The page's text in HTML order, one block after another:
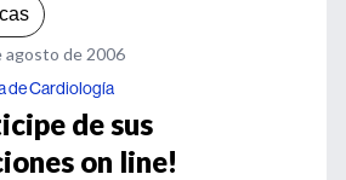
agosto de 2006
de Cardiología
de sus
on line!